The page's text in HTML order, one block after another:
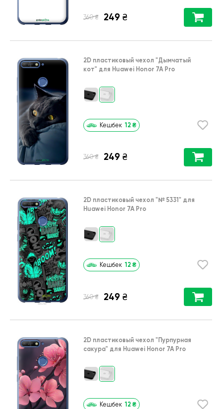
360 ₴ 249 ₴
2D пластиковый чехол "Дымчатый
кот" для Huawei Honor 7A Pro
Кешбек 12 ₴
360 ₴ 249 ₴
2D пластиковый чехол "№ 5331" для
Huawei Honor 7A Pro
Кешбек 12 ₴
360 ₴ 249 ₴
2D пластиковый чехол "Пурпурная
сакура" для Huawei Honor 7A Pro
Кешбек 12 ₴